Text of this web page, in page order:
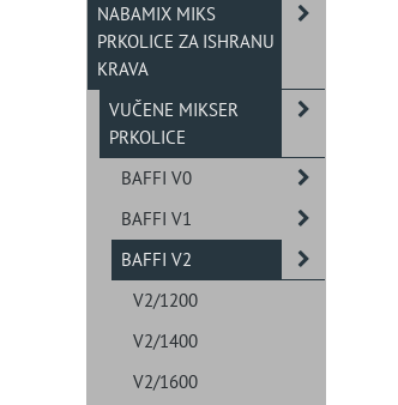
NABAMIX MIKS
PRKOLICE ZA ISHRANU
KRAVA
VUČENE MIKSER
PRKOLICE
BAFFI V0
BAFFI V1
BAFFI V2
V2/1200
V2/1400
V2/1600